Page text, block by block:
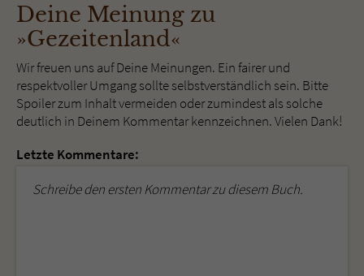
Deine Meinung zu
»Gezeitenland«
Wir freuen uns auf Deine Meinungen. Ein fairer und
respektvoller Umgang sollte selbstverständlich sein. Bitte
Spoiler zum Inhalt vermeiden oder zumindest als solche
deutlich in Deinem Kommentar kennzeichnen. Vielen Dank!
Letzte Kommentare:
Schreibe den ersten Kommentar zu diesem Buch.